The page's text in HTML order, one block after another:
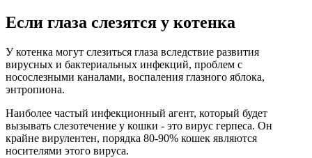
Если глаза слезятся у котенка
У котенка могут слезиться глаза вследствие развития
вирусных и бактериальных инфекций, проблем с
носослезными каналами, воспаления глазного яблока,
энтропиона.
Наиболее частый инфекционный агент, который будет
вызывать слезотечение у кошки - это вирус герпеса. Он
крайне вирулентен, порядка 80-90% кошек являются
носителями этого вируса.